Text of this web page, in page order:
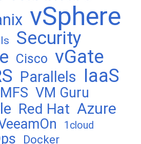
vSphere
Security
Cisco vGate
Parallels IaaS
VM Guru
Red Hat Azure
1cloud
Docker